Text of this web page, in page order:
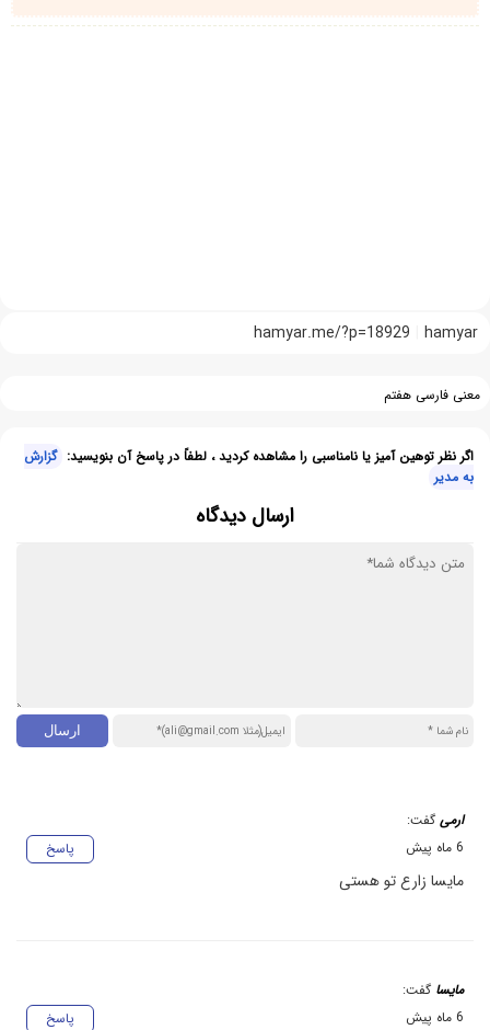
hamyar
hamyar.me/?p=18929
معنی فارسی هفتم
اگر نظر توهین آمیز یا نامناسبی را مشاهده کردید ، لطفاً در پاسخ آن بنویسید: گزارش
به مدیر
ارسال دیدگاه
ارمی گفت:
پاسخ
6 ماه پیش
مایسا زارع تو هستی
مایسا گفت:
پاسخ
6 ماه پیش